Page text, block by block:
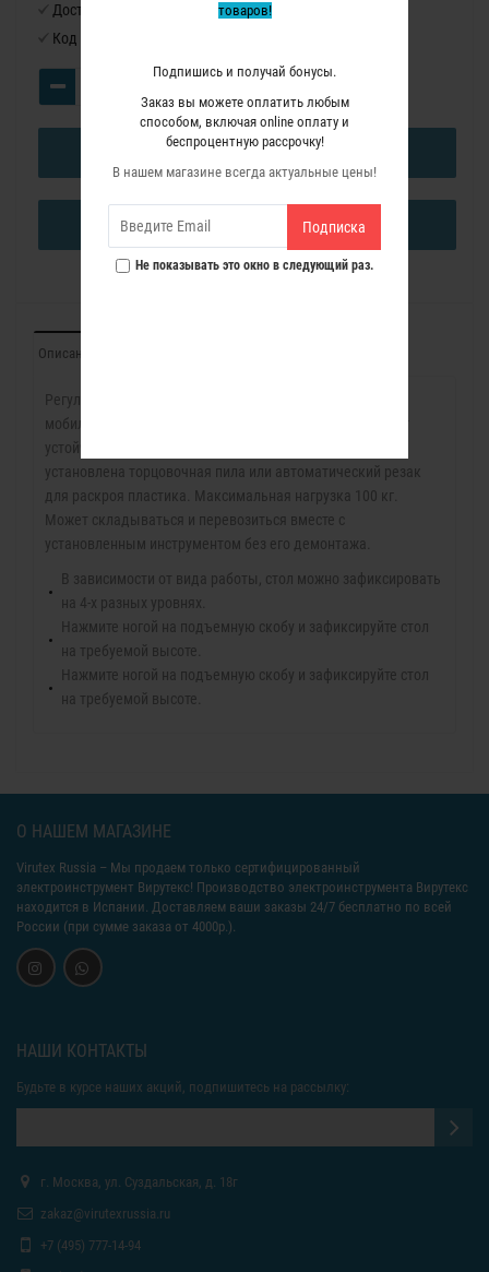
товаров!
Подпишись и получай бонусы.
Заказ вы можете оплатить любым
способом, включая online оплату и
беспроцентную рассрочку!
В нашем магазине всегда актуальные цены!
Подписка
Не показывать это окно в следующий раз.
Доступность: Нет в наличии
Код товара:
В КОРЗИНУ
КУПИТЬ В ОДИН КЛИК
Описание
Регулируемый по высоте (4 возможных положения),
мобильный складывающийся стол МТ58К обеспечивает
устойчивую поверхность, на которой может быть
установлена торцовочная пила или автоматический резак
для раскроя пластика. Максимальная нагрузка 100 кг.
Может складываться и перевозиться вместе с
установленным инструментом без его демонтажа.
В зависимости от вида работы, стол можно зафиксировать
на 4-х разных уровнях.
Нажмите ногой на подъемную скобу и зафиксируйте стол
на требуемой высоте.
Нажмите ногой на подъемную скобу и зафиксируйте стол
на требуемой высоте.
О НАШЕМ МАГАЗИНЕ
Virutex Russia – Мы продаем только сертифицированный
электроинструмент Вирутекс! Производство электроинструмента Вирутекс
находится в Испании. Доставляем ваши заказы 24/7 бесплатно по всей
России (при сумме заказа от 4000р.).
НАШИ КОНТАКТЫ
Будьте в курсе наших акций, подпишитесь на рассылку:
г. Москва, ул. Суздальская, д. 18г
zakaz@virutexrussia.ru
+7 (495) 777-14-94